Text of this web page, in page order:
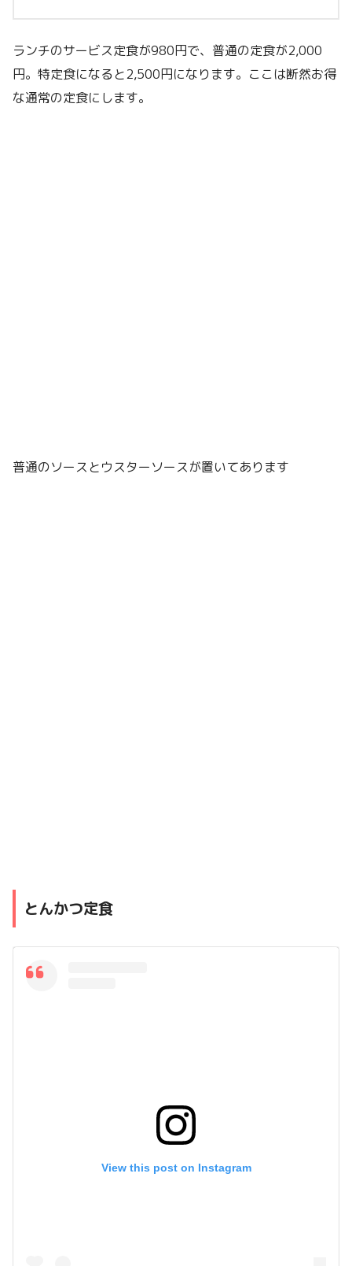
ランチのサービス定食が980円で、普通の定食が2,000
円。特定食になると2,500円になります。ここは断然お得
な通常の定食にします。
普通のソースとウスターソースが置いてあります
とんかつ定食
View this post on Instagram